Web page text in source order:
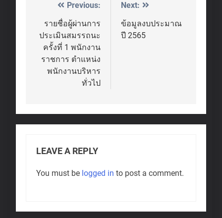
Post
navigation
Previous:
รายชื่อผู้ผ่านการ
ประเมินสมรรถนะ
ครั้งที่ 1 พนักงาน
ราชการ ตำแหน่ง
พนักงานบริหาร
ทั่วไป
Next:
ข้อมูลงบประมาณ
ปี 2565
LEAVE A REPLY
You must be logged in to post a comment.